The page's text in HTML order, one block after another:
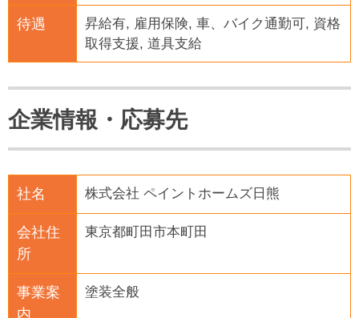
待遇
昇給有, 雇用保険, 車、バイク通勤可, 資格
取得支援, 道具支給
企業情報・応募先
社名 株式会社 ペイントホームズ日熊
会社住
所
東京都町田市本町田
事業案
内
塗装全般